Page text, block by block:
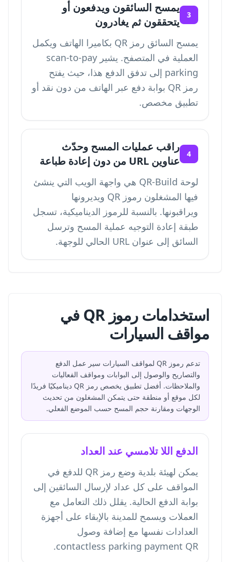
3
يمسح السائقون ويدفعون أو
يتحققون ثم يغادرون
يمسح السائق رمز QR بكاميرا الهاتف ويكمل
العملية في المتصفح. يشير scan-to-pay
parking إلى تدفق الدفع هذا، حيث يفتح
رمز QR بوابة دفع عبر الهاتف من دون نقد أو
تطبيق مخصص.
4
راقب عمليات المسح وحدّث
عناوين URL من دون إعادة طباعة
لوحة QR-Build هي واجهة الويب التي ينشئ
فيها المشغلون رموز QR ويديرونها
ويراقبونها. بالنسبة للرموز الديناميكية، تسجل
طبقة إعادة التوجيه عملية المسح وترسل
السائق إلى عنوان URL الحالي للوجهة.
استخدامات رموز QR في
مواقف السيارات
تدعم رموز QR لمواقف السيارات سير عمل الدفع
والتصاريح والوصول إلى البوابات ومواقف الفعاليات
والملاحظات. أفضل تطبيق يخصص رمز QR ديناميكيًا فريدًا
لكل موقع أو منطقة حتى يتمكن المشغلون من تحديث
الوجهات ومقارنة حجم المسح حسب الموضع الفعلي.
الدفع اللا تلامسي عند العداد
يمكن لهيئة بلدية وضع رمز QR للدفع في
المواقف على كل عداد لإرسال السائقين إلى
بوابة الدفع الحالية. يقلل ذلك التعامل مع
العملات ويسمح للمدينة بالإبقاء على أجهزة
العدادات نفسها مع إضافة وصول
contactless parking payment QR.